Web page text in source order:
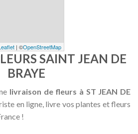
| ©OpenStreetMap
SAINT JEAN DE
BRAYE
livraison de fleurs à ST JEAN DE
en ligne, livre vos plantes et fleurs
!